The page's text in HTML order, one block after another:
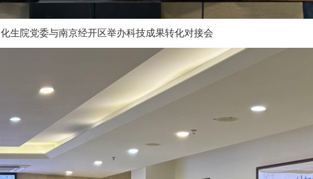
化生院党委与南京经开区举办科技成果转化对接会